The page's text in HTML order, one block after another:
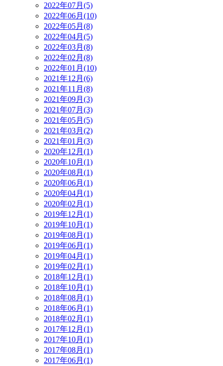
2022年07月(5)
2022年06月(10)
2022年05月(8)
2022年04月(5)
2022年03月(8)
2022年02月(8)
2022年01月(10)
2021年12月(6)
2021年11月(8)
2021年09月(3)
2021年07月(3)
2021年05月(5)
2021年03月(2)
2021年01月(3)
2020年12月(1)
2020年10月(1)
2020年08月(1)
2020年06月(1)
2020年04月(1)
2020年02月(1)
2019年12月(1)
2019年10月(1)
2019年08月(1)
2019年06月(1)
2019年04月(1)
2019年02月(1)
2018年12月(1)
2018年10月(1)
2018年08月(1)
2018年06月(1)
2018年02月(1)
2017年12月(1)
2017年10月(1)
2017年08月(1)
2017年06月(1)